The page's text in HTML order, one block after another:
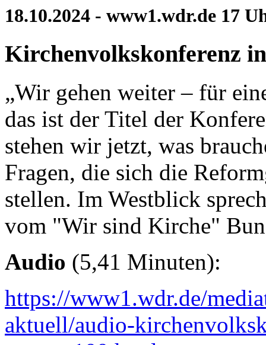
18.10.2024 - www1.wdr.de 17
Kirchenvolkskonferenz
„Wir gehen weiter – für
das ist der Titel der
stehen wir jetzt, was
Fragen, die sich die
stellen. Im Westblick
vom "Wir sind Kirche"
Audio (5,41 Minuten):
https://www1.wdr.de/
aktuell/audio-